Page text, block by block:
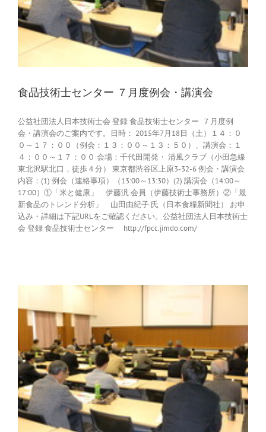
食品技術士センター ７月度例会・講演会
公益社団法人日本技術士会 登録 食品技術士センター ７月度例
会・講演会のご案内です。日時： 2015年7月18日（土）１４：０
０～１７：００（例会：１３：００～１３：５０）、講演会：１
４：００～１７：００ 会場：千代田開発・ 清風クラブ（小田急線
東北沢駅北口，徒歩４分） 東京都渋谷区上原3-32-6 例会・講演会
内容：(1) 例会（連絡事項）（13:00～13:30）(2) 講演会（14:00～
17:00）①「米と健康」 伊藤汎 会員（伊藤技術士事務所）②「最
新食品のトレンド分析」 山田由紀子 氏（日本食糧新聞社） お申
込み・詳細は下記URLをご確認ください。公益社団法人日本技術士
会 登録 食品技術士センター http://fpcc.jimdo.com/